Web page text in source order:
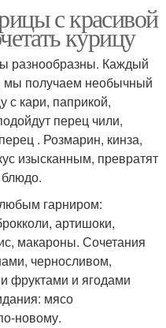
с красивой
курицу
разнообразны. Каждый
мы получаем необычный
с кари, паприкой,
перец чили,
. Розмарин, кинза,
изысканным, превратят
гарниром:
артишоки,
макароны. Сочетания
черносливом,
фруктами и ягодами
мясо
новому.